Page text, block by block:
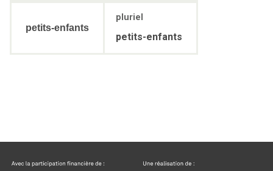
petits-enfants
pluriel
petits-enfants